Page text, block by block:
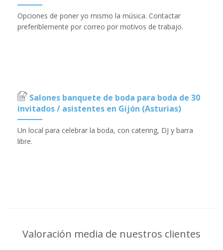
Opciones de poner yo mismo la música. Contactar
preferiblemente por correo por motivos de trabajo.
Salones banquete de boda para boda de 30
invitados / asistentes en Gijón (Asturias)
Un local para celebrar la boda, con catering, DJ y barra
libre.
Valoración media de nuestros clientes